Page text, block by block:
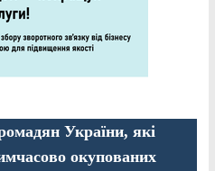
України, які
окупованих